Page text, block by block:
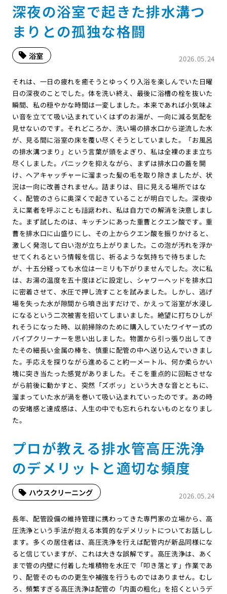
深夜の浴室で起きた排水溝つ
まりとの孤独な格闘
2026.05.24
浴室
それは、一日の疲れを癒そうとゆっくり入浴を楽しんでいた日曜
日の深夜のことでした。体を洗い終え、最後に浴槽の栓を抜いた
瞬間、私の穏やかな時間は一変しました。本来であれば小気味よ
い音を立てて吸い込まれていくはずのお湯が、一向に減る気配を
見せないのです。それどころか、洗い場の排水口から逆流した水
が、見る間に浴室の床を覆い尽くそうとしていました。「お風呂
の排水溝つまり」という言葉が頭をよぎり、私は全裸のまま立ち
尽くしました。パニックを抑えながら、まずは排水口の蓋を開
け、ヘアキャッチャーに溜まった髪の毛を取り除きましたが、状
況は一向に改善されません。詰まりは、目に見える場所ではな
く、配管のさらに奥深くで起きていることが明白でした。深夜ゆ
えに業者を呼ぶことも躊躇われ、私は自力での解消を決意しまし
た。まず試したのは、キッチンにあった重曹とクエン酸です。重
曹を排水口に山盛りにし、その上からクエン酸を振りかけると、
激しく発泡して白い泡が立ち上がりました。この泡が汚れを浮か
せてくれるという情報を信じ、祈るような気持ちで待ちました
が、十五分経っても水位は一ミリも下がりませんでした。次に私
は、お湯の温度を五十度ほどに設定し、シャワーヘッドを排水口
に密着させて、水圧で押し流すことを試みました。しかし、逃げ
場を失った水が隙間から噴き出すだけで、かえって浴室が水浸し
になるという二次被害を招いてしまいました。絶望に打ちひしが
れそうになった時、以前掃除のために購入していたワイヤー式の
パイプクリーナーを思い出しました。物置から引っ張り出してき
たその細長い金属の棒を、慎重に配管の中へ送り込んでいきまし
た。手応えを探りながら進めること約一メートル、何か柔らかい
塊に突き当たった感覚がありました。そこを重点的に回転させな
がら前後に動かすと、突然「ズボッ」という大きな音とともに、
溜まっていた水が渦を巻いて吸い込まれていったのです。あの時
の安堵感と達成感は、人生の中でも忘れられないものとなりまし
た。
プロが教える排水管高圧洗浄
のデメリットと適切な頻度
2026.05.24
ハウスクリーニング
長年、配管設備の維持管理に携わってきた専門家の立場から、高
圧洗浄という手法が抱える本質的なデメリットについてお話しし
ます。多くの居住者は、高圧洗浄を行えば配管内が新品同様にな
ると信じていますが、これは大きな誤解です。高圧洗浄は、あく
まで管の内壁に付着した堆積物を水圧で「叩き落とす」作業であ
り、配管そのものの更生や補強を行うものではありません。むし
ろ、頻繁すぎる高圧洗浄は配管の「内面の粗化」を招くというデ